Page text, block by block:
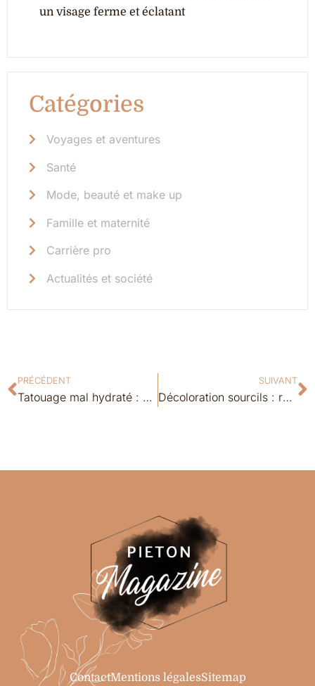
un visage ferme et éclatant
Catégories
Voyages et aventures
Santé
Mode, beauté et make up
Famille et maternité
Carrière pro
Actualités et société
PRÉCÉDENT
Tatouage mal hydraté : découvrez les erreurs que font souvent les femmes
SUIVANT
Décoloration sourcils : révélez vos yeux avec un look inattendu et audacieux
ContactMentions légalesSitemap